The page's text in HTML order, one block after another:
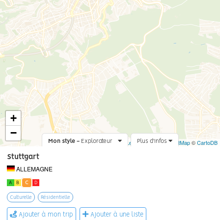
Mon style - Explorateur Plus d'infos
+
−
Leaflet|©OpenStreetMap©CartoDB
Stuttgart
ALLEMAGNE
A B C D
Culturelle Résidentielle
Ajouter à mon trip Ajouter à une liste